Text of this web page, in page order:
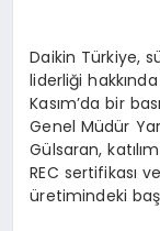
Daikin Türkiye,
liderliği
Kasım’da bir
Genel Müdür
Gülsaran,
REC sertifikası
üretimindeki